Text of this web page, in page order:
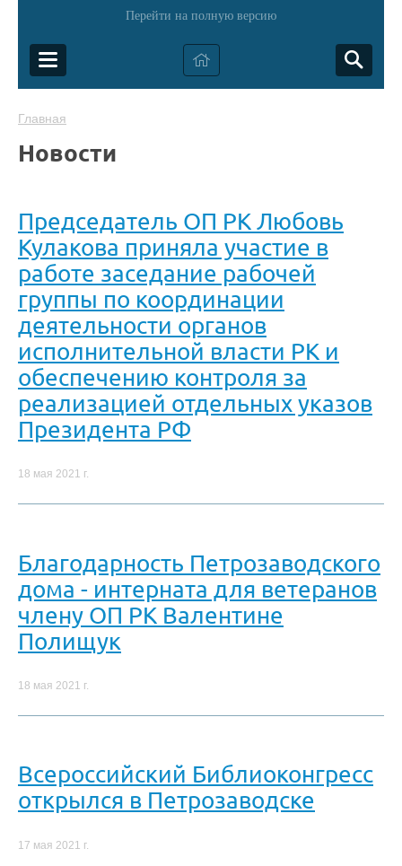
Перейти на полную версию
Главная
Новости
Председатель ОП РК Любовь
Кулакова приняла участие в
работе заседание рабочей
группы по координации
деятельности органов
исполнительной власти РК и
обеспечению контроля за
реализацией отдельных указов
Президента РФ
18 мая 2021 г.
Благодарность Петрозаводского
дома - интерната для ветеранов
члену ОП РК Валентине
Полищук
18 мая 2021 г.
Всероссийский Библиоконгресс
открылся в Петрозаводске
17 мая 2021 г.